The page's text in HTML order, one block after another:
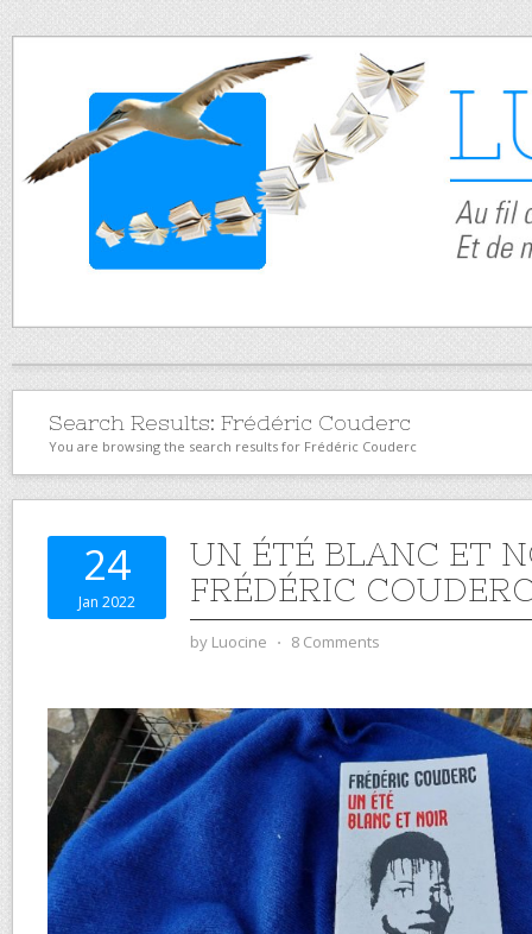
Search Results: Frédéric Couderc
You are browsing the search results for Frédéric Couderc
24
Jan 2022
UN ÉTÉ BLANC ET
FRÉDÉRIC
by Luocine ⋅ 8 Comments